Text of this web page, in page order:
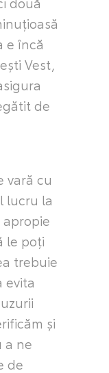
e încă
Vest,
de
vară cu
lucru la
le poţi
trebuie
evita
și
a ne
de